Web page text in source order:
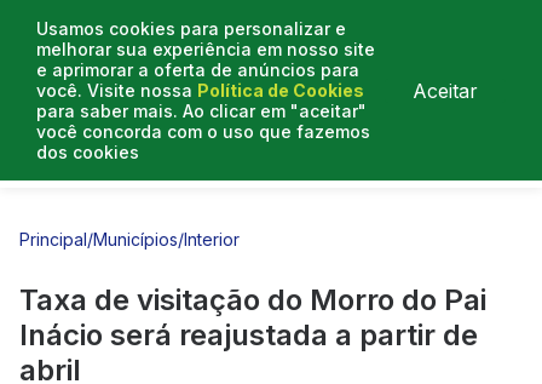
Usamos cookies para personalizar e
melhorar sua experiência em nosso site
e aprimorar a oferta de anúncios para
você. Visite nossa Política de Cookies
para saber mais. Ao clicar em "aceitar"
você concorda com o uso que fazemos
dos cookies
Aceitar
Entrevistas
Principal/Municípios/Interior
Taxa de visitação do Morro do Pai
Inácio será reajustada a partir de
abril